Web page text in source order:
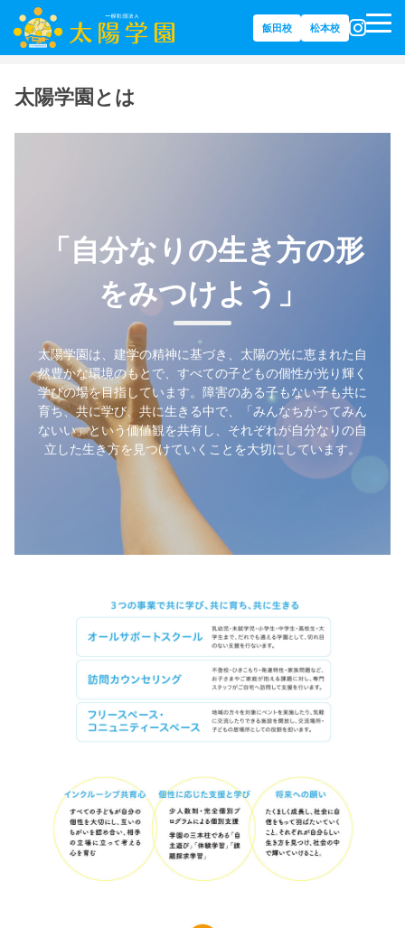
飯田校 松本校
ホーム
太陽学園とは
「自分なりの生き方の形
をみつけよう」
太陽学園は、建学の精神に基づき、太陽の光に恵まれた自
然豊かな環境のもとで、すべての子どもの個性が光り輝く
学びの場を目指しています。障害のある子もない子も共に
育ち、共に学び、共に生きる中で、「みんなちがってみん
ないい」という価値観を共有し、それぞれが自分なりの自
立した生き方を見つけていくことを大切にしています。